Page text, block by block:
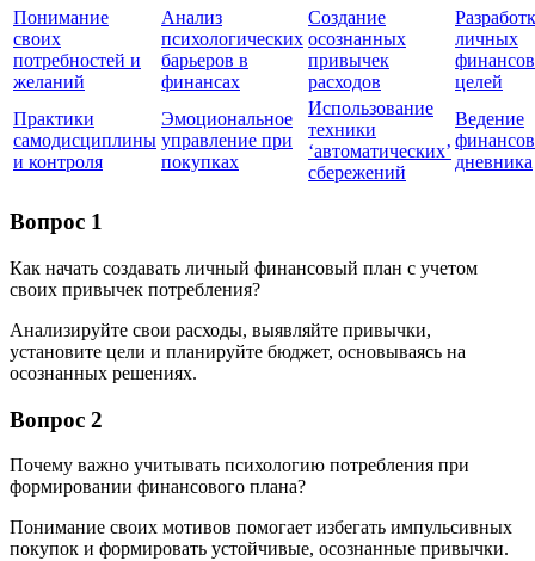
Понимание
своих
потребностей и
желаний
Анализ
психологических
барьеров в
финансах
Создание
осознанных
привычек
расходов
личных
целей
Практики
самодисциплины
и контроля
Эмоциональное
управление при
покупках
Использование
техники
‘автоматических’
сбережений
Ведение
дневника
Вопрос 1
Как начать создавать личный финансовый план с учетом
своих привычек потребления?
Анализируйте свои расходы, выявляйте привычки,
установите цели и планируйте бюджет, основываясь на
осознанных решениях.
Вопрос 2
Почему важно учитывать психологию потребления при
формировании финансового плана?
Понимание своих мотивов помогает избегать импульсивных
покупок и формировать устойчивые, осознанные привычки.